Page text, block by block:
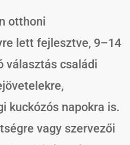
otthoni
lett fejlesztve, 9–14
választás családi
kuckózós napokra is.
vagy szervezői